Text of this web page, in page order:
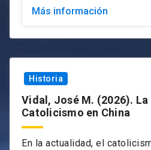
Más información
Historia
Vidal, José M. (2026). La
Catolicismo en China
En la actualidad, el